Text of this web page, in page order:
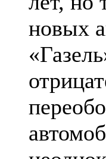
новых